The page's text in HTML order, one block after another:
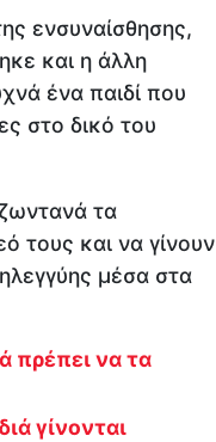
ενσυναίσθησης,
και η άλλη
ένα παιδί που
στο δικό του
τα
τους και να γίνουν
μέσα στα
πρέπει να τα
γίνονται